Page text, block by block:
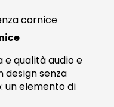
e qualità audio e
design senza
un elemento di